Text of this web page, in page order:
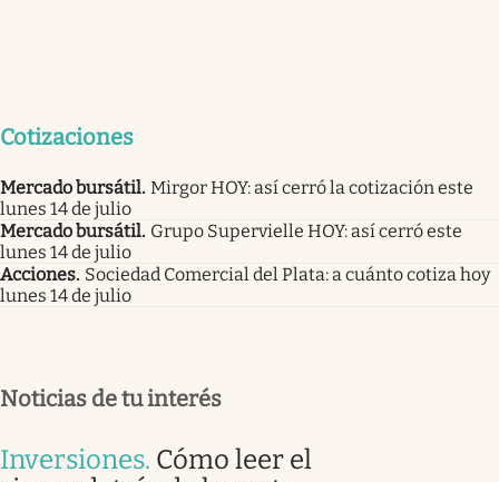
Cotizaciones
Mercado bursátil. Mirgor HOY: así cerró la cotización este
lunes 14 de julio
Mercado bursátil. Grupo Supervielle HOY: así cerró este
lunes 14 de julio
Acciones. Sociedad Comercial del Plata: a cuánto cotiza hoy
lunes 14 de julio
Noticias de tu interés
Inversiones. Cómo leer el